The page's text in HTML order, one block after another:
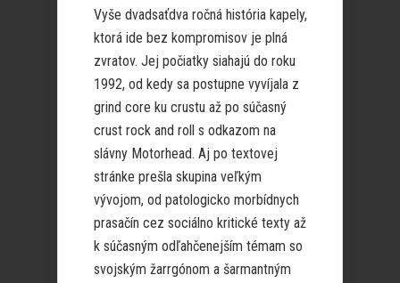
Vyše dvadsaťdva ročná história kapely,
ktorá ide bez kompromisov je plná
zvratov. Jej počiatky siahajú do roku
1992, od kedy sa postupne vyvíjala z
grind core ku crustu až po súčasný
crust rock and roll s odkazom na
slávny Motorhead. Aj po textovej
stránke prešla skupina veľkým
vývojom, od patologicko morbídnych
prasačín cez sociálno kritické texty až
k súčasným odľahčenejším témam so
svojským žarrgónom a šarmantným